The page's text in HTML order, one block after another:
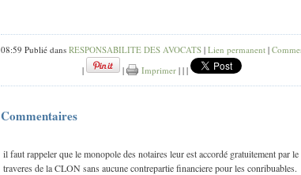
08:59 Publié dans RESPONSABILITE DES AVOCATS | Lien permanent |
|
| Imprimer | | |
Commentaires
il faut rappeler que le monopole des notaires leur est accordé gratuitement par
traveres de la CLON sans aucune contrepartie financiere pour les conribuables.